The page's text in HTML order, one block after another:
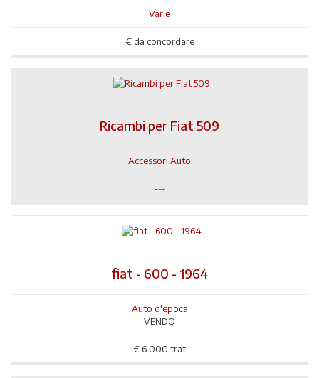
Varie
€ da concordare
Ricambi per Fiat 509
Accessori Auto
---
fiat - 600 - 1964
Auto d'epoca
VENDO
€ 6.000 trat